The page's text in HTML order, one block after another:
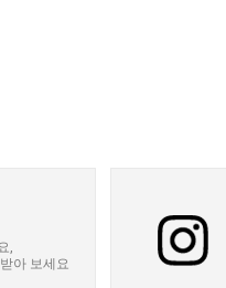
,
아 보세요